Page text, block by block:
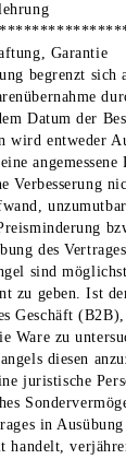
Garantie
begrenzt sich
Datum der
wird entweder
Verbesserung
des
sind
zu geben. Ist
Geschäft
Ware zu
diesen
juristische
in
handelt,